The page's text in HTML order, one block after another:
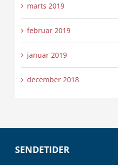
marts 2019
februar 2019
januar 2019
december 2018
SENDETIDER